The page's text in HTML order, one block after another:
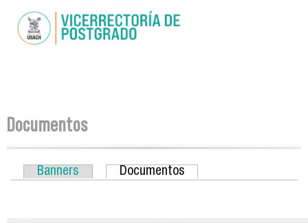
contenido
Se encuentra usted aquí
Documentos
Solapas principales
Banners Documentos(solapa activa)